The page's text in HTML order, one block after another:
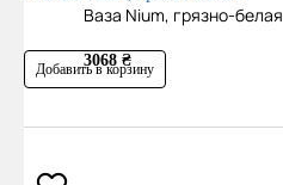
Ваза Nium, грязно-белая
3068 ₴
Добавить в корзину